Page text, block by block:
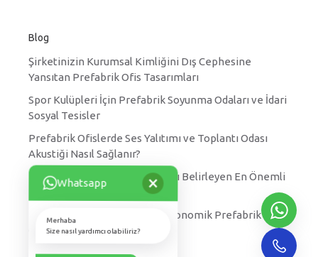
Blog
Şirketinizin Kurumsal Kimliğini Dış Cephesine
Yansıtan Prefabrik Ofis Tasarımları
Spor Kulüpleri İçin Prefabrik Soyunma Odaları ve İdari
Sosyal Tesisler
Prefabrik Ofislerde Ses Yalıtımı ve Toplantı Odası
Akustiği Nasıl Sağlanır?
Prefabrik Yatakhane Fiyatlarını Belirleyen En Önemli
Faktörler Nelerdir?
Kırsal Kesimler için Hızlı ve Ekonomik Prefabrik Köy
Okulu Projeleri
Whatsapp ×
Merhaba
Size nasıl yardımcı olabiliriz?